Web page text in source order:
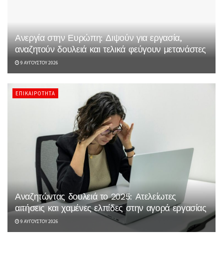
Ανεργία στην Ευρώπη: Διψούν για εργασία,
αναζητούν δουλειά και τελικά φεύγουν μετανάστες
9 ΑΥΓΟΎΣΤΟΥ 2026
ΕΠΙΚΑΙΡΌΤΗΤΑ
Αναζητώντας δουλειά το 2025: Ατελείωτες
αιτήσεις και χαμένες ελπίδες στην αγορά εργασίας
9 ΑΥΓΟΎΣΤΟΥ 2026